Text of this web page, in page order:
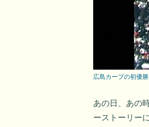
広島カープの初優
あの日、あの
ーストーリー